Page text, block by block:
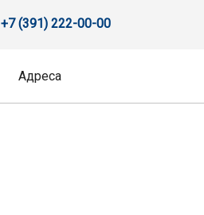
+7 (391) 222-00-00
Адреса